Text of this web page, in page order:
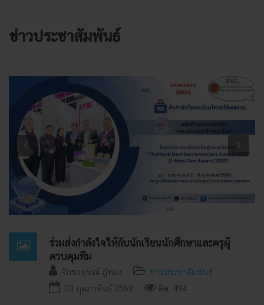
ข่าวประชาสัมพันธ์
Previous Next
ร่วมส่งกำลังใจให้กับนักเรียนนักศึกษาและครูผู้
ควบคุมทีม
จักรกฤษณ์ ภู่ทอง
ข่าวประชาสัมพันธ์
03 กุมภาพันธ์ 2568
ฮิต: 494